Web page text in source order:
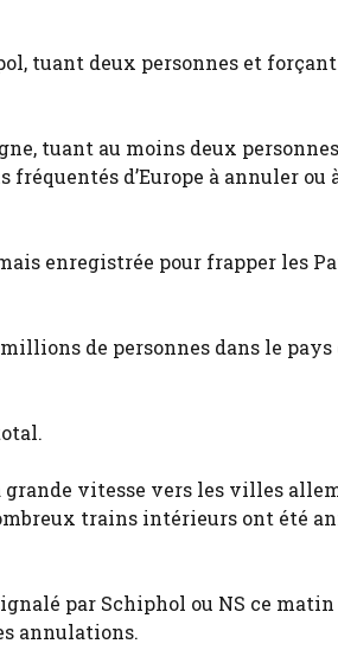
tuant deux personnes et forçant
tuant au moins deux
d’Europe à annuler ou
enregistrée pour frapper les
de personnes dans le pays
grande vitesse vers les villes
trains intérieurs ont été
par Schiphol ou NS ce matin
annulations.